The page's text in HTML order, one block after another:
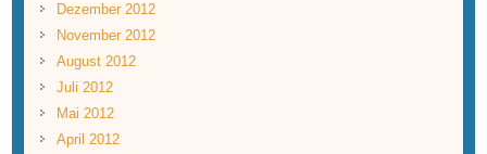
Dezember 2012
November 2012
August 2012
Juli 2012
Mai 2012
April 2012